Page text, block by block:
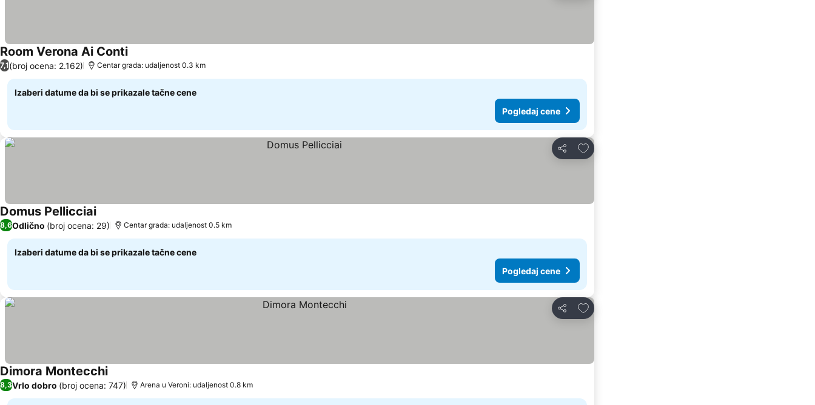
Room Verona Ai Conti
7,1(broj ocena: 2.162) Centar grada: udaljenost 0.3 km
Izaberi datume da bi se prikazale tačne cene
Pogledaj cene
Deli
Dodati u favorite
Domus Pellicciai
8,6Odlično (broj ocena: 29) Centar grada: udaljenost 0.5 km
Izaberi datume da bi se prikazale tačne cene
Pogledaj cene
Deli
Dodati u favorite
Dimora Montecchi
8,3Vrlo dobro (broj ocena: 747) Arena u Veroni: udaljenost 0.8 km